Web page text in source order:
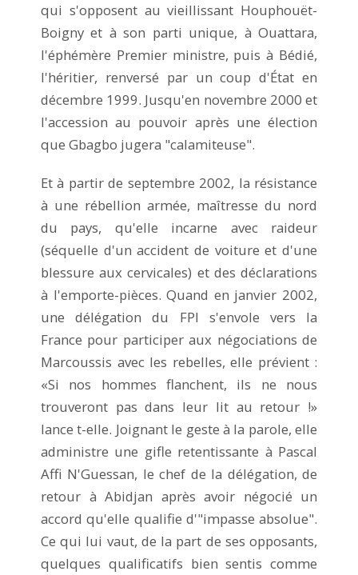
qui s'opposent au vieillissant Houphouët-
Boigny et à son parti unique, à Ouattara,
l'éphémère Premier ministre, puis à Bédié,
l'héritier, renversé par un coup d'État en
décembre 1999. Jusqu'en novembre 2000 et
l'accession au pouvoir après une élection
que Gbagbo jugera "calamiteuse".
Et à partir de septembre 2002, la résistance
à une rébellion armée, maîtresse du nord
du pays, qu'elle incarne avec raideur
(séquelle d'un accident de voiture et d'une
blessure aux cervicales) et des déclarations
à l'emporte-pièces. Quand en janvier 2002,
une délégation du FPI s'envole vers la
France pour participer aux négociations de
Marcoussis avec les rebelles, elle prévient :
«Si nos hommes flanchent, ils ne nous
trouveront pas dans leur lit au retour !»
lance t-elle. Joignant le geste à la parole, elle
administre une gifle retentissante à Pascal
Affi N'Guessan, le chef de la délégation, de
retour à Abidjan après avoir négocié un
accord qu'elle qualifie d'"impasse absolue".
Ce qui lui vaut, de la part de ses opposants,
quelques qualificatifs bien sentis comme